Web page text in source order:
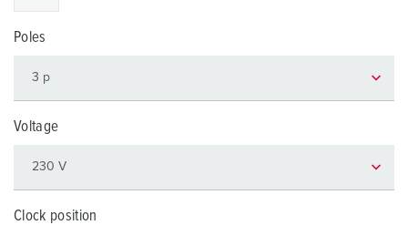
Poles
Voltage
Clock position